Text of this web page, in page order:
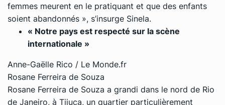
femmes meurent en le pratiquant et que des enfants
soient abandonnés », s’insurge Sinela.
« Notre pays est respecté sur la scène
internationale »
Anne-Gaëlle Rico / Le Monde.fr
Rosane Ferreira de Souza
Rosane Ferreira de Souza a grandi dans le nord de Rio
de Janeiro, à Tijuca, un quartier particulièrement